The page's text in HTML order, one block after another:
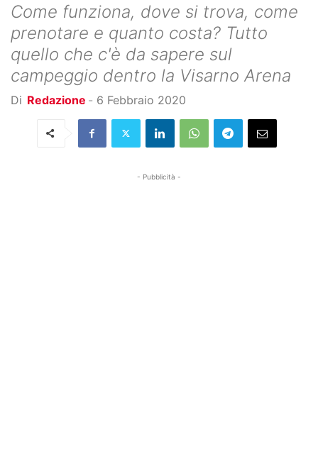
Come funziona, dove si trova, come
prenotare e quanto costa? Tutto
quello che c'è da sapere sul
campeggio dentro la Visarno Arena
Di Redazione - 6 Febbraio 2020
- Pubblicità -